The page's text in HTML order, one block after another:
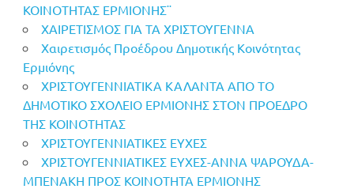
ΚΟΙΝΟΤΗΤΑΣ ΕΡΜΙΟΝΗΣ¨
ΧΑΙΡΕΤΙΣΜΟΣ ΓΙΑ ΤΑ ΧΡΙΣΤΟΥΓΕΝΝΑ
Χαιρετισμός Προέδρου Δημοτικής Κοινότητας
Ερμιόνης
ΧΡΙΣΤΟΥΓΕΝΝΙΑΤΙΚΑ ΚΑΛΑΝΤΑ ΑΠΟ ΤΟ
ΔΗΜΟΤΙΚΟ ΣΧΟΛΕΙΟ ΕΡΜΙΟΝΗΣ ΣΤΟΝ ΠΡΟΕΔΡΟ
ΤΗΣ ΚΟΙΝΟΤΗΤΑΣ
ΧΡΙΣΤΟΥΓΕΝΝΙΑΤΙΚΕΣ ΕΥΧΕΣ
ΧΡΙΣΤΟΥΓΕΝΝΙΑΤΙΚΕΣ ΕΥΧΕΣ-ΑΝΝΑ ΨΑΡΟΥΔΑ-
ΜΠΕΝΑΚΗ ΠΡΟΣ ΚΟΙΝΟΤΗΤΑ ΕΡΜΙΟΝΗΣ